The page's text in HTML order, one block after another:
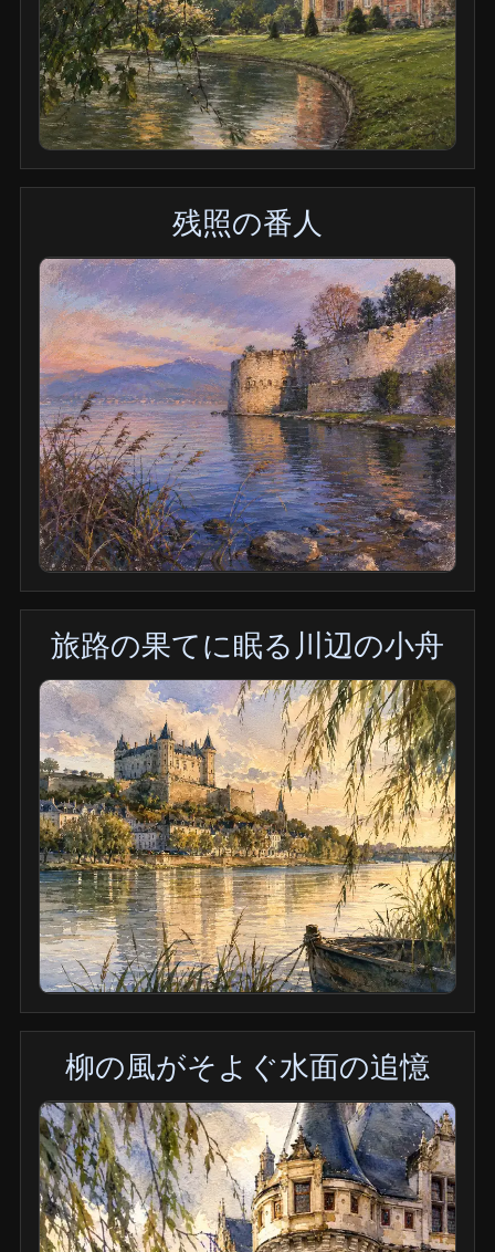
残照の番人
旅路の果てに眠る川辺の小舟
柳の風がそよぐ水面の追憶